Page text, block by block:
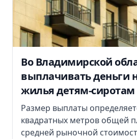
Во Владимирской
выплачивать деньги
жилья детям-сиротам
Размер выплаты
квадратных метров общей
средней рыночной